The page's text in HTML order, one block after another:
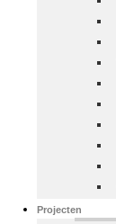
Projecten